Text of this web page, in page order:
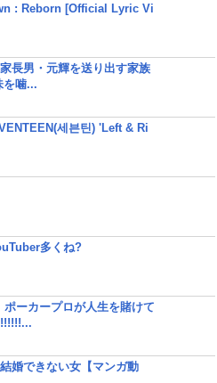
: Reborn [Official Lyric Vi
長男・元輝を送り出す家族
を噛...
세븐틴) 'Left & Ri
多くね?
ポーカープロが人生を賭けて
婚できない女【マンガ動